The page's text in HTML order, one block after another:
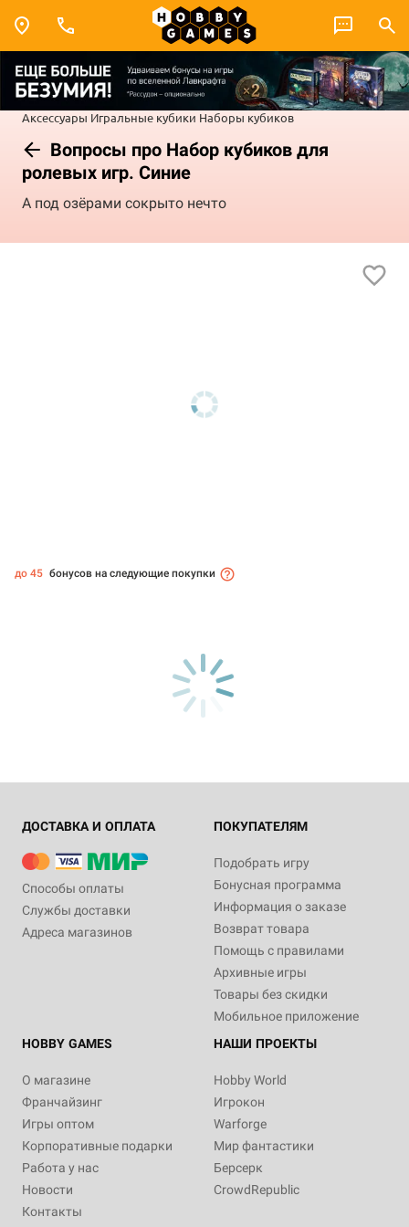
Аксессуары Игральные кубики Наборы кубиков
Вопросы про Набор кубиков для
ролевых игр. Синие
А под озёрами сокрыто нечто
до 45 бонусов на следующие покупки
ДОСТАВКА И ОПЛАТА
Способы оплаты
Службы доставки
Адреса магазинов
ПОКУПАТЕЛЯМ
Подобрать игру
Бонусная программа
Информация о заказе
Возврат товара
Помощь с правилами
Архивные игры
Товары без скидки
Мобильное приложение
HOBBY GAMES
О магазине
Франчайзинг
Игры оптом
Корпоративные подарки
Работа у нас
Новости
Контакты
НАШИ ПРОЕКТЫ
Hobby World
Игрокон
Warforge
Мир фантастики
Берсерк
CrowdRepublic